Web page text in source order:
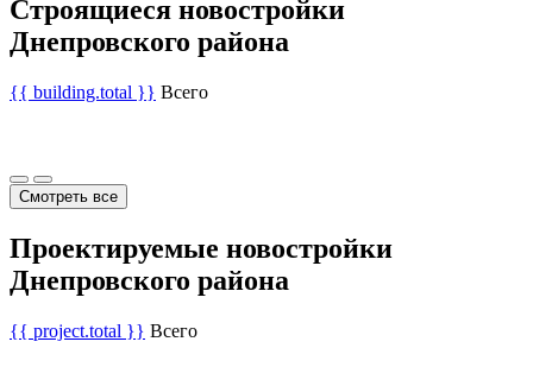
Строящиеся новостройки
Днепровского района
{{ building.total }} Всего
Смотреть все
Проектируемые новостройки
Днепровского района
{{ project.total }} Всего